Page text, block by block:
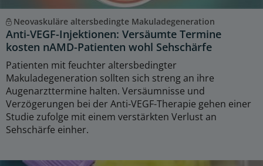
Neovaskuläre altersbedingte Makuladegeneration
Anti-VEGF-Injektionen: Versäumte Termine
kosten nAMD-Patienten wohl Sehschärfe
Patienten mit feuchter altersbedingter
Makuladegeneration sollten sich streng an ihre
Augenarzttermine halten. Versäumnisse und
Verzögerungen bei der Anti-VEGF-Therapie gehen einer
Studie zufolge mit einem verstärkten Verlust an
Sehschärfe einher.